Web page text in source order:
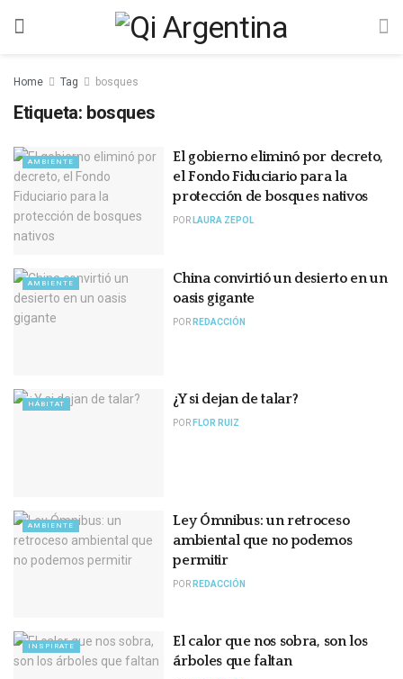
Home Tag bosques
Etiqueta: bosques
AMBIENTE
El gobierno eliminó por decreto,
el Fondo Fiduciario para la
protección de bosques nativos
POR LAURA ZEPOL
AMBIENTE
China convirtió un desierto en un
oasis gigante
POR REDACCIÓN
HÁBITAT ¿Y si dejan de talar?
POR FLOR RUIZ
AMBIENTE
Ley Ómnibus: un retroceso
ambiental que no podemos
permitir
POR REDACCIÓN
INSPIRATE
El calor que nos sobra, son los
árboles que faltan